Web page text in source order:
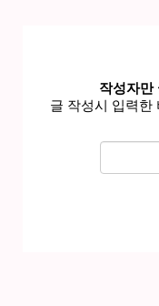
작성자만
글 작성시 입력한